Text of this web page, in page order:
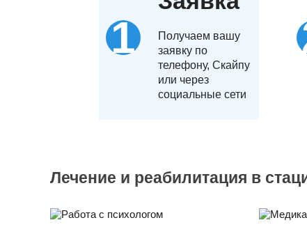
Получаем вашу
заявку по
телефону, Скайпу
или через
социальные сети
Лечение и реабилитация в